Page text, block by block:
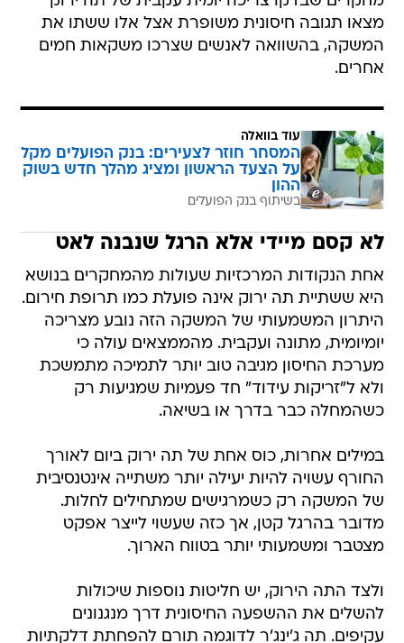
מצאו תגובה חיסונית משופרת אצל אלו ששתו את
המשקה, בהשוואה לאנשים שצרכו משקאות חמים
אחרים.
עוד בוואלה
המסחר חוזר לצעירים: בנק הפועלים מקל
על הצעד הראשון ומציג מהלך חדש בשוק
ההון
בשיתוף בנק הפועלים
לא קסם מיידי אלא הרגל שנבנה לאט
אחת הנקודות המרכזיות שעולות מהמחקרים בנושא
היא ששתיית תה ירוק אינה פועלת כמו תרופת חירום.
היתרון המשמעותי של המשקה הזה נובע מצריכה
יומיומית, מתונה ועקבית. מהממצאים עולה כי
מערכת החיסון מגיבה טוב יותר לתמיכה מתמשכת
ולא ל"זריקות עידוד" חד פעמיות שמגיעות רק
כשהמחלה כבר בדרך או בשיאה.
במילים אחרות, כוס אחת של תה ירוק ביום לאורך
החורף עשויה להיות יעילה יותר משתייה אינטנסיבית
של המשקה רק כשמרגישים שמתחילים לחלות.
מדובר בהרגל קטן, אך כזה שעשוי לייצר אפקט
מצטבר ומשמעותי יותר בטווח הארוך.
ולצד התה הירוק, יש חליטות נוספות שיכולות
להשלים את ההשפעה החיסונית דרך מנגנונים
עקיפים. תה ג'ינג'ר לדוגמה תורם להפחתת דלקתיות